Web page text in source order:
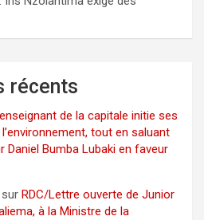
récents
de la capitale initie ses
tout en saluant
Daniel Bumba Lubaki en faveur
sur RDC/Lettre ouverte de Junior
à la Ministre de la